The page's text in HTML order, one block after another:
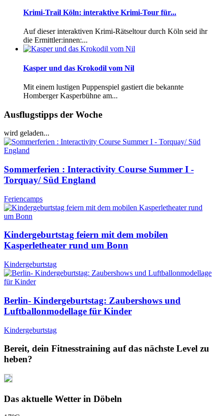
Krimi-Trail Köln: interaktive Krimi-Tour für...
Auf dieser interaktiven Krimi-Rätseltour durch Köln seid ihr
die Ermittler:innen:...
Kasper und das Krokodil vom Nil
Mit einem lustigen Puppenspiel gastiert die bekannte
Homberger Kasperbühne am...
Ausflugstipps der Woche
wird geladen...
Sommerferien : Interactivity Course Summer I -
Torquay/ Süd England
Feriencamps
Kindergeburtstag feiern mit dem mobilen
Kasperletheater rund um Bonn
Kindergeburtstag
Berlin- Kindergeburtstag: Zaubershows und
Luftballonmodellage für Kinder
Kindergeburtstag
Bereit, dein Fitnesstraining auf das nächste Level zu
heben?
Das aktuelle Wetter in Döbeln